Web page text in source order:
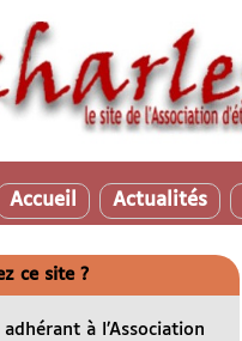
Accueil Actualités
ce site ?
à l’Association